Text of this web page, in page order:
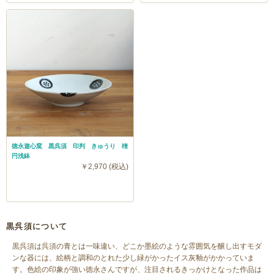
徳永遊心窯 黒呉須 印判 きゅうり 楕
円浅鉢
￥2,970 (税込)
黒呉須について
黒呉須は呉須の青とは一味違い、どこか墨絵のような雰囲気を醸し出すモダ
ンな器には、絵柄と調和のとれた少し緑がかったイス灰釉がかかっていま
す。色絵の印象が強い徳永さんですが、注目されるきっかけとなった作品は